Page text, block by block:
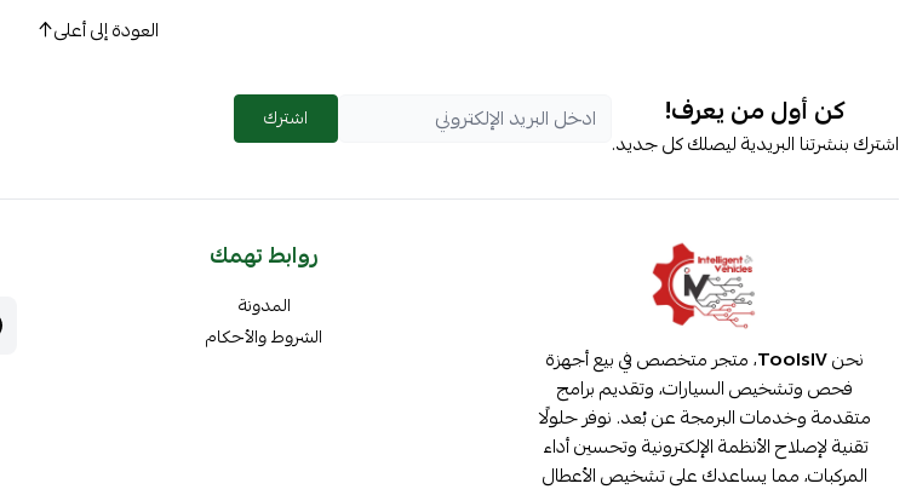
العودة إلى أعلى
كن أول من يعرف!
اشترك بنشرتنا البريدية ليصلك كل جديد.
اشترك
نحنToolsIV، متجر متخصص في بيع أجهزة
فحص وتشخيص السيارات، وتقديم برامج
متقدمة وخدمات البرمجة عن بُعد. نوفر حلولًا
تقنية لإصلاح الأنظمة الإلكترونية وتحسين أداء
المركبات، مما يساعدك على تشخيص الأعطال
روابط تهمك
المدونة
الشروط والأحكام